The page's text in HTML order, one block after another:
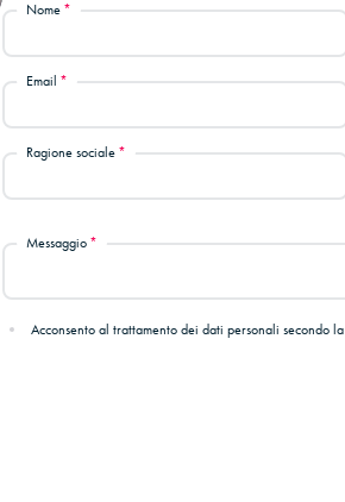
Nome
Email
Ragione sociale
Messaggio
Acconsento al trattamento dei dati personali secondo la